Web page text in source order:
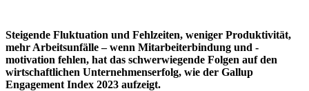
Steigende Fluktuation und Fehlzeiten, weniger Produktivität,
mehr Arbeitsunfälle – wenn Mitarbeiterbindung und -
motivation fehlen, hat das schwerwiegende Folgen auf den
wirtschaftlichen Unternehmenserfolg, wie der Gallup
Engagement Index 2023 aufzeigt.